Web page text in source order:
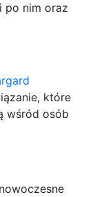
po nim oraz
które
wśród osób